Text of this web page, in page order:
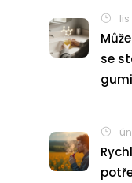
se